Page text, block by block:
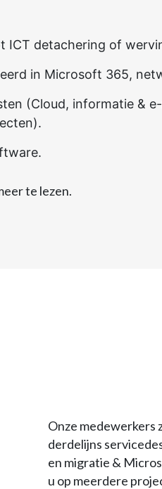
ICT detachering of
in Microsoft 365,
(Cloud, informatie &
te lezen.
Onze medewerkers
derdelijns
en migratie &
u op meerdere